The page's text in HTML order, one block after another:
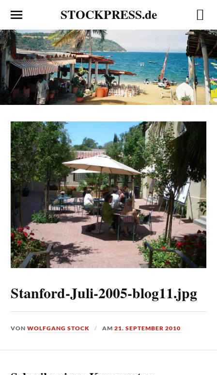
STOCKPRESS.de
Stanford-Juli-2005-blog11.jpg
VONWOLFGANG STOCK AM21. SEPTEMBER 2010